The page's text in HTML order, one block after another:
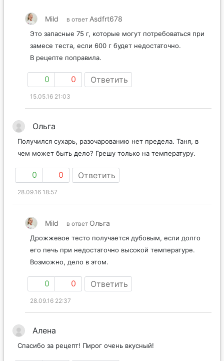
Mild в ответ Asdfrt678
Это запасные 75 г, которые могут потребоваться при
замесе теста, если 600 г будет недостаточно.
В рецепте поправила.
0 0 Ответить
15.05.16 21:03
Ольга
Получился сухарь, разочарованию нет предела. Таня, в
чем может быть дело? Грешу только на температуру.
0 0 Ответить
28.09.16 18:57
Mild в ответ Ольга
Дрожжевое тесто получается дубовым, если долго
его печь при недостаточно высокой температуре.
Возможно, дело в этом.
0 0 Ответить
28.09.16 22:37
Алена
Спасибо за рецепт! Пирог очень вкусный!